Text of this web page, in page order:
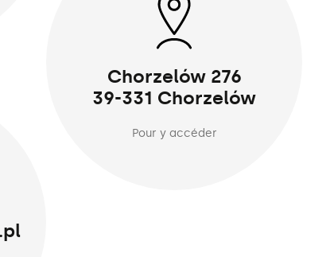
Chorzelów 276
39-331 Chorzelów
Pour y accéder